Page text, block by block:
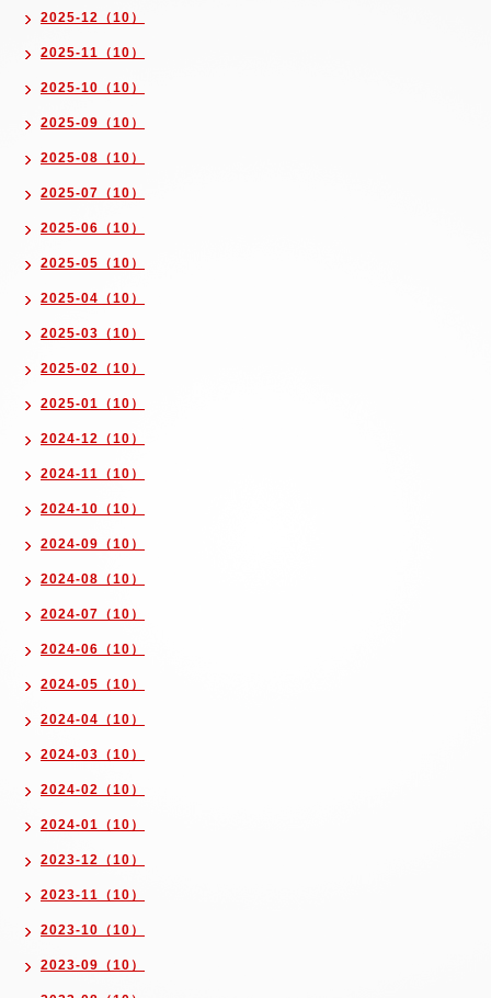
2025-12（10）
2025-11（10）
2025-10（10）
2025-09（10）
2025-08（10）
2025-07（10）
2025-06（10）
2025-05（10）
2025-04（10）
2025-03（10）
2025-02（10）
2025-01（10）
2024-12（10）
2024-11（10）
2024-10（10）
2024-09（10）
2024-08（10）
2024-07（10）
2024-06（10）
2024-05（10）
2024-04（10）
2024-03（10）
2024-02（10）
2024-01（10）
2023-12（10）
2023-11（10）
2023-10（10）
2023-09（10）